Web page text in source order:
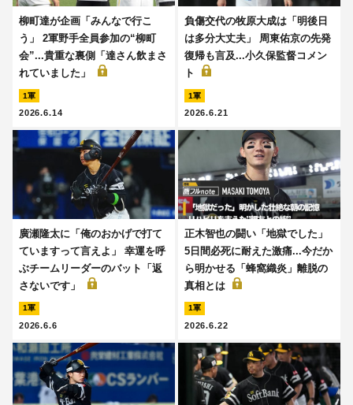
柳町達が企画「みんなで行こ
う」 2軍野手全員参加の“柳町
会”...貴重な裏側「達さん飲まさ
れていました」
1軍
2026.6.14
負傷交代の牧原大成は「明後日
は多分大丈夫」 周東佑京の先発
復帰も言及...小久保監督コメン
ト
1軍
2026.6.21
廣瀬隆太に「俺のおかげで打て
ていますって言えよ」 幸運を呼
ぶチームリーダーのバット「返
さないです」
1軍
2026.6.6
正木智也の闘い「地獄でした」
5日間必死に耐えた激痛...今だか
ら明かせる「蜂窩織炎」離脱の
真相とは
1軍
2026.6.22